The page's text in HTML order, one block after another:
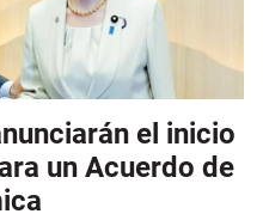
el inicio
un Acuerdo de